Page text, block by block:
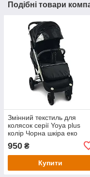
Подібні товари
Змінний текстиль для
колясок серії Yoya plus
колір Чорна шкіра еко
950 ₴
Купити